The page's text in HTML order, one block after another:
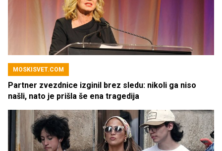
MOSKISVET.COM
Partner zvezdnice izginil brez sledu: nikoli ga niso
našli, nato je prišla še ena tragedija